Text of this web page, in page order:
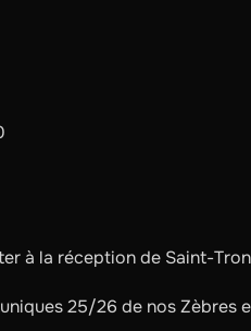
à la réception de Saint-
25/26 de nos Zèbres